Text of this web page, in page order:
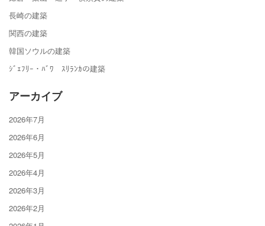
長崎の建築
関西の建築
韓国ソウルの建築
ｼﾞｪﾌﾘｰ・ﾊﾞﾜ ｽﾘﾗﾝｶの建築
アーカイブ
2026年7月
2026年6月
2026年5月
2026年4月
2026年3月
2026年2月